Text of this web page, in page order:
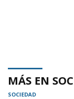
MÁS EN
SOCIEDAD